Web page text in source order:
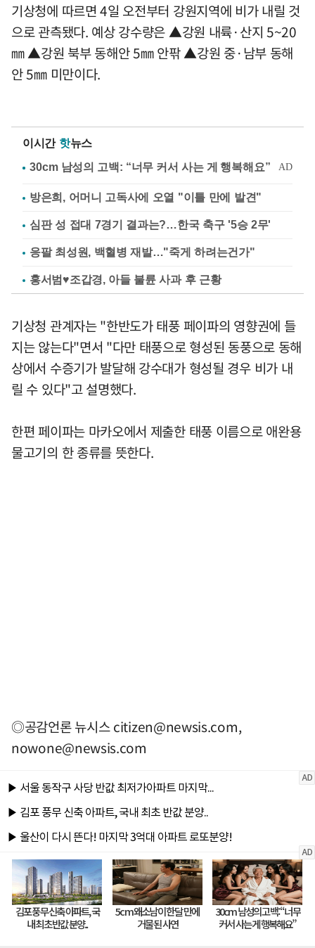
기상청에 따르면 4일 오전부터 강원지역에 비가 내릴 것
으로 관측됐다. 예상 강수량은 ▲강원 내륙·산지 5~20
㎜ ▲강원 북부 동해안 5㎜ 안팎 ▲강원 중·남부 동해
안 5㎜ 미만이다.
이시간 핫뉴스
방은희, 어머니 고독사에 오열 "이틀 만에 발견"
심판 성 접대 7경기 결과는?…한국 축구 '5승 2무'
응팔 최성원, 백혈병 재발…"죽게 하려는건가"
홍서범♥조갑경, 아들 불륜 사과 후 근황
기상청 관계자는 "한반도가 태풍 페이파의 영향권에 들
지는 않는다"면서 "다만 태풍으로 형성된 동풍으로 동해
상에서 수증기가 발달해 강수대가 형성될 경우 비가 내
릴 수 있다"고 설명했다.
한편 페이파는 마카오에서 제출한 태풍 이름으로 애완용
물고기의 한 종류를 뜻한다.
◎공감언론 뉴시스citizen@newsis.com,
nowone@newsis.com